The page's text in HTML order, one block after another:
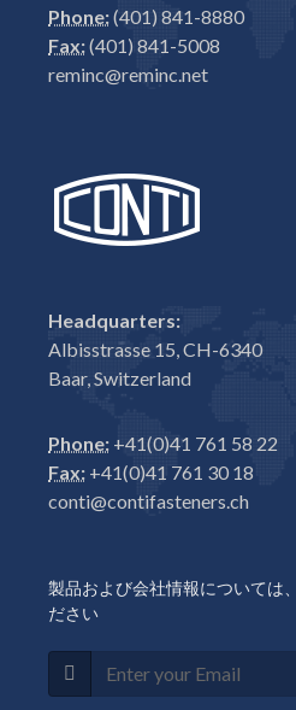
Phone:(401) 841-8880
Fax:(401) 841-5008
reminc@reminc.net
Headquarters:
Albisstrasse 15, CH-6340
Baar, Switzerland
Phone: +41(0)41 761 58 22
Fax: +41(0)41 761 30 18
conti@contifasteners.ch
製品および会社情報については
ださい